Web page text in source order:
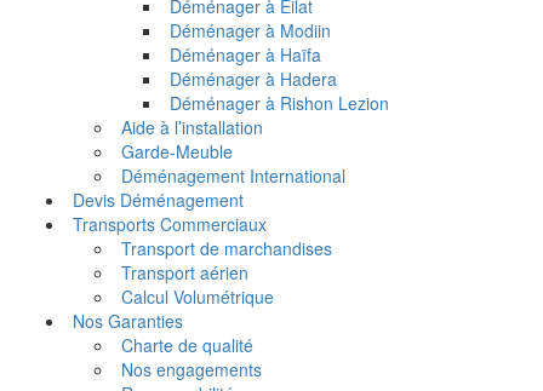
Déménager à Eilat
Déménager à Modiin
Déménager à Haïfa
Déménager à Hadera
Déménager à Rishon Lezion
Aide à l’installation
Garde-Meuble
Déménagement International
Devis Déménagement
Transports Commerciaux
Transport de marchandises
Transport aérien
Calcul Volumétrique
Nos Garanties
Charte de qualité
Nos engagements